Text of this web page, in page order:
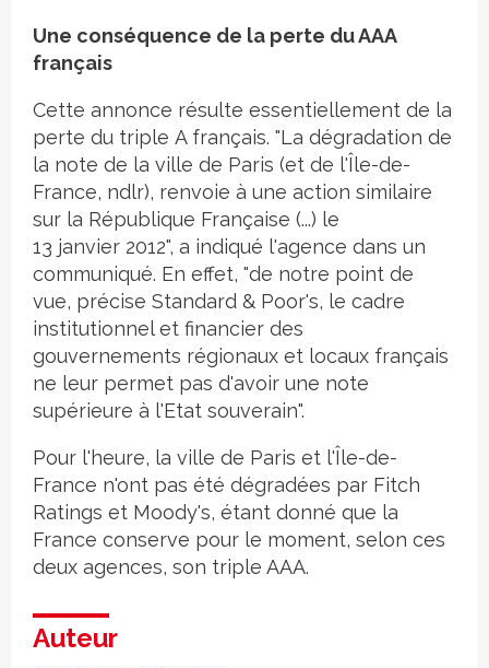
Une conséquence de la perte du AAA
français
Cette annonce résulte essentiellement de la
perte du triple A français. "La dégradation de
la note de la ville de Paris (et de l'Île-de-
France, ndlr), renvoie à une action similaire
sur la République Française (...) le
13 janvier 2012", a indiqué l'agence dans un
communiqué. En effet, "de notre point de
vue, précise Standard & Poor's, le cadre
institutionnel et financier des
gouvernements régionaux et locaux français
ne leur permet pas d'avoir une note
supérieure à l'Etat souverain".
Pour l'heure, la ville de Paris et l'Île-de-
France n'ont pas été dégradées par Fitch
Ratings et Moody's, étant donné que la
France conserve pour le moment, selon ces
deux agences, son triple AAA.
Auteur